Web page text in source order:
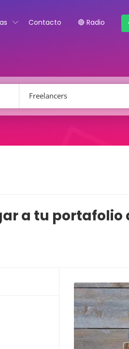
Contacto 🔴 Radio
Freelancers
a tu portafolio